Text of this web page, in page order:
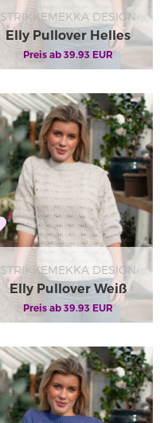
STRIKKEMEKKA DESIGN
Elly Pullover Helles
Beige
Preis ab 39.93 EUR
STRIKKEMEKKA DESIGN
Elly Pullover Weiß
Preis ab 39.93 EUR